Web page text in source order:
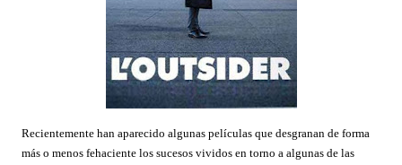
Recientemente han aparecido algunas películas que desgranan de forma
más o menos fehaciente los sucesos vividos en torno a algunas de las